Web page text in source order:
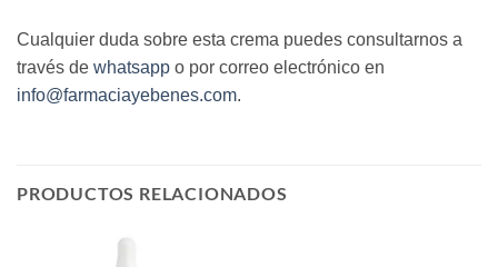
Cualquier duda sobre esta crema puedes consultarnos a
través de whatsapp o por correo electrónico en
info@farmaciayebenes.com.
PRODUCTOS RELACIONADOS